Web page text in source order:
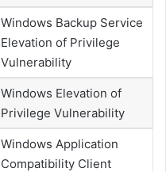
Windows Backup Service
Elevation of Privilege
Vulnerability
Windows Elevation of
Privilege Vulnerability
Windows Application
Compatibility Client